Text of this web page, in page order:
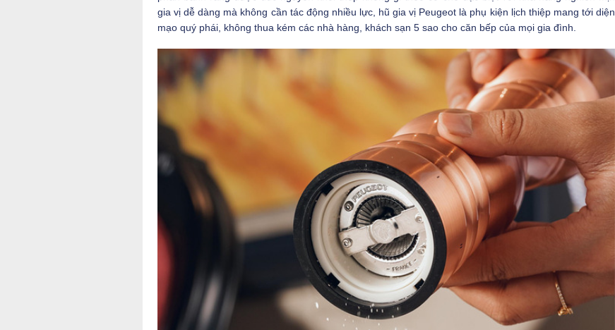
gia vị dễ dàng mà không cần tác động nhiều lực, hũ gia vị Peugeot là phụ kiện lịch thiệp mang tới diện
mạo quý phái, không thua kém các nhà hàng, khách sạn 5 sao cho căn bếp của mọi gia đình.